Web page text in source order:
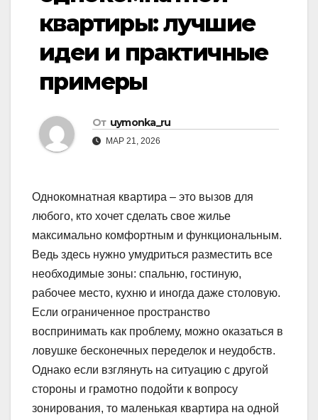
квартиры: лучшие
идеи и практичные
примеры
От uymonka_ru
МАР 21, 2026
Однокомнатная квартира – это вызов для
любого, кто хочет сделать свое жилье
максимально комфортным и функциональным.
Ведь здесь нужно умудриться разместить все
необходимые зоны: спальню, гостиную,
рабочее место, кухню и иногда даже столовую.
Если ограниченное пространство
воспринимать как проблему, можно оказаться в
ловушке бесконечных переделок и неудобств.
Однако если взглянуть на ситуацию с другой
стороны и грамотно подойти к вопросу
зонирования, то маленькая квартира на одной